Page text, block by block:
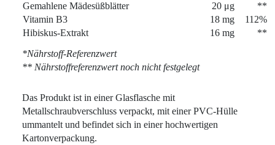
Gemahlene Mädesüßblätter
20 μg
**
Vitamin B3
18 mg
112%
Hibiskus-Extrakt
16 mg
**
*Nährstoff-Referenzwert
** Nährstoffreferenzwert noch nicht festgelegt
Das Produkt ist in einer Glasflasche mit
Metallschraubverschluss verpackt, mit einer PVC-Hülle
ummantelt und befindet sich in einer hochwertigen
Kartonverpackung.